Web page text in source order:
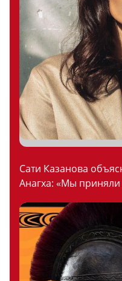
Сати Казанова
Анагха: «Мы